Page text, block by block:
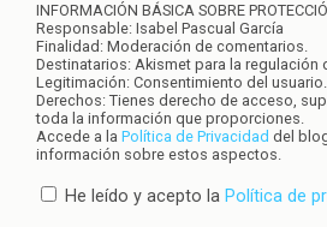
INFORMACIÓN BÁSICA SOBRE
Responsable: Isabel Pascual García
Finalidad: Moderación de comentarios.
Destinatarios: Akismet para la regulación
Legitimación: Consentimiento del usuario.
Derechos: Tienes derecho de acceso,
toda la información que proporciones.
Accede a la Política de Privacidad del
información sobre estos aspectos.
He leído y acepto la Política de